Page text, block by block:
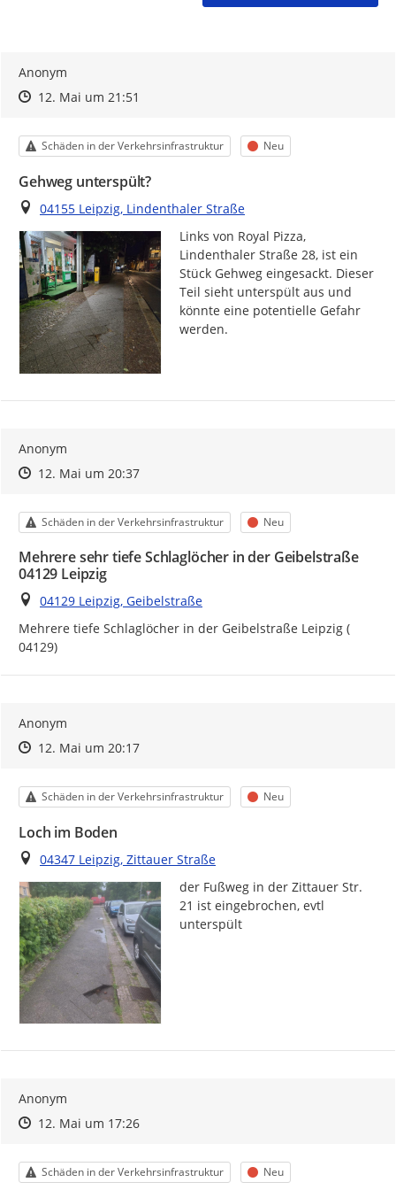
Anonym
Zeitpunkt des Erstellens
Zeitpunkt des Erstellens
12. Mai um 21:51
Kategorie
Schäden in der Verkehrsinfrastruktur Status
Neu
Gehweg unterspült?
Ort
04155 Leipzig, Lindenthaler Straße
Links von Royal Pizza,
Lindenthaler Straße 28, ist ein
Stück Gehweg eingesackt. Dieser
Teil sieht unterspült aus und
könnte eine potentielle Gefahr
werden.
Anonym
Zeitpunkt des Erstellens
Zeitpunkt des Erstellens
12. Mai um 20:37Zur Äußerung
Kategorie
Schäden in der Verkehrsinfrastruktur Status
Neu
Mehrere sehr tiefe Schlaglöcher in der Geibelstraße
04129 Leipzig
Ort
04129 Leipzig, Geibelstraße
Mehrere tiefe Schlaglöcher in der Geibelstraße Leipzig (
04129)
Anonym
Zeitpunkt des Erstellens
Zeitpunkt des Erstellens
12. Mai um 20:17Zur Äußerung
Kategorie
Schäden in der Verkehrsinfrastruktur Status
Neu
Loch im Boden
Ort
04347 Leipzig, Zittauer Straße
der Fußweg in der Zittauer Str.
21 ist eingebrochen, evtl
unterspült
Anonym
Zeitpunkt des Erstellens
Zeitpunkt des Erstellens
12. Mai um 17:26Zur Äußerung
Kategorie
Schäden in der Verkehrsinfrastruktur Status
Neu